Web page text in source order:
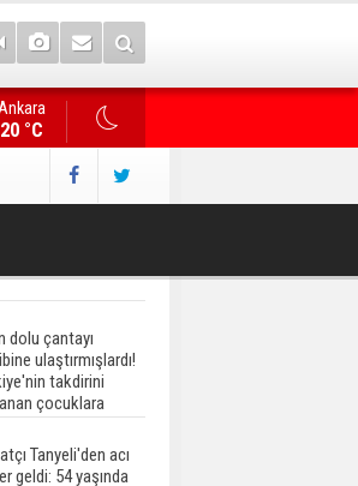
düzenlemesi... AK Parti heyeti,
20 °C
dolu çantayı
ulaştırmışlardı!
takdirini
çocuklara
Tanyeli'den acı
geldi: 54 yaşında